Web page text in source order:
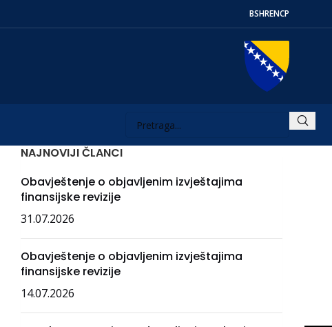
BSHRENСР
NAJNOVIJI ČLANCI
Obavještenje o objavljenim izvještajima
finansijske revizije
31.07.2026
Obavještenje o objavljenim izvještajima
finansijske revizije
14.07.2026